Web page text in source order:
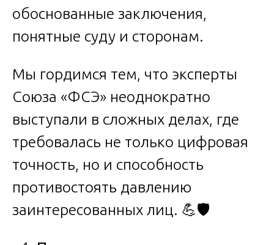
обоснованные заключения,
понятные суду и сторонам.
Мы гордимся тем, что эксперты
Союза «ФСЭ» неоднократно
выступали в сложных делах, где
требовалась не только цифровая
точность, но и способность
противостоять давлению
заинтересованных лиц. 💪🛡️